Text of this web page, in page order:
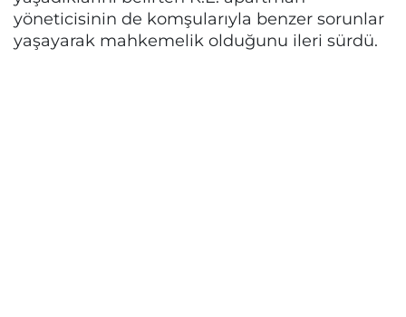
yöneticisinin de komşularıyla benzer sorunlar
yaşayarak mahkemelik olduğunu ileri sürdü.